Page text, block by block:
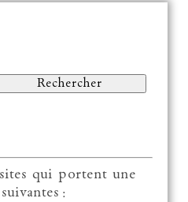
qui portent une
: